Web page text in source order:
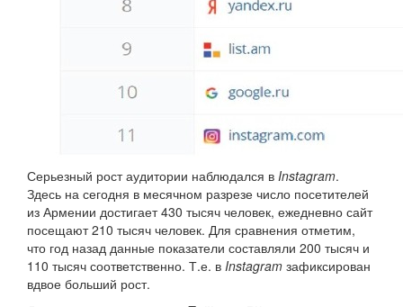
Серьезный рост аудитории наблюдался в Instagram.
Здесь на сегодня в месячном разрезе число посетителей
из Армении достигает 430 тысяч человек, ежедневно сайт
посещают 210 тысяч человек. Для сравнения отметим,
что год назад данные показатели составляли 200 тысяч и
110 тысяч соответственно. Т.е. в Instagram зафиксирован
вдвое больший рост.